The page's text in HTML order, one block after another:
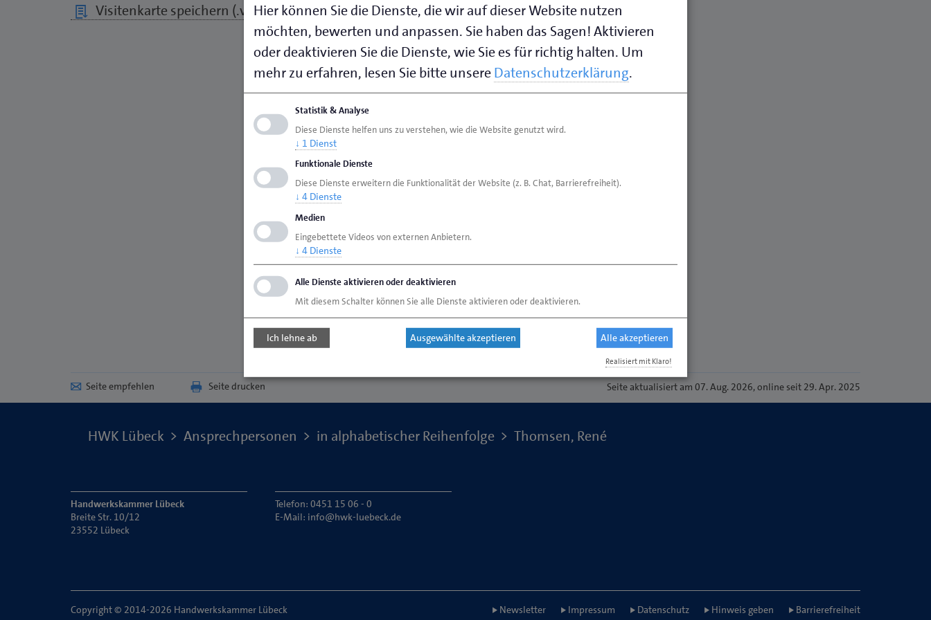
Visitenkarte speichern (.vcf)
Seite empfehlen Seite drucken Seiteaktualisiert am 07. Aug. 2026, online seit 29. Apr. 2025
HWK Lübeck Ansprechpersonen in alphabetischer Reihenfolge Thomsen, René
Handwerkskammer Lübeck
Breite Str. 10/12
23552 Lübeck
Telefon: 0451 15 06 - 0
E-Mail: info@hwk-luebeck.de
Copyright © 2014-2026 Handwerkskammer Lübeck Newsletter Impressum Datenschutz Hinweis geben Barrierefreiheit
Hier können Sie die Dienste, die wir auf dieser Website nutzen
möchten, bewerten und anpassen. Sie haben das Sagen! Aktivieren
oder deaktivieren Sie die Dienste, wie Sie es für richtig halten. Um
mehr zu erfahren, lesen Sie bitte unsereDatenschutzerklärung.
Statistik & Analyse
Diese Dienste helfen uns zu verstehen, wie die Website genutzt wird.
↓ 1 Dienst
Funktionale Dienste
Diese Dienste erweitern die Funktionalität der Website (z. B. Chat, Barrierefreiheit).
↓ 4 Dienste
Medien
Eingebettete Videos von externen Anbietern.
↓ 4 Dienste
Alle Dienste aktivieren oder deaktivieren
Mit diesem Schalter können Sie alle Dienste aktivieren oder deaktivieren.
Ich lehne ab Ausgewählte akzeptieren Alle akzeptieren
Realisiert mit Klaro!